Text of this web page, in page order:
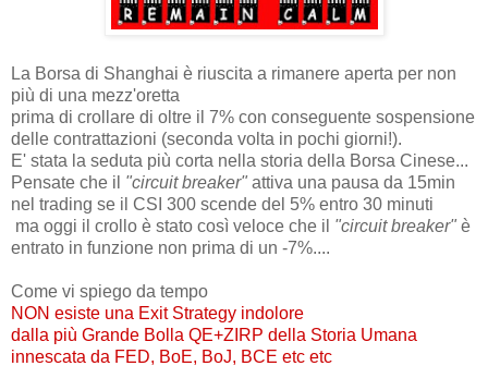
La Borsa di Shanghai è riuscita a rimanere aperta per non
più di una mezz'oretta
prima di crollare di oltre il 7% con conseguente sospensione
delle contrattazioni (seconda volta in pochi giorni!).
E' stata la seduta più corta nella storia della Borsa Cinese...
Pensate che il "circuit breaker" attiva una pausa da 15min
nel trading se il CSI 300 scende del 5% entro 30 minuti
ma oggi il crollo è stato così veloce che il "circuit breaker" è
entrato in funzione non prima di un -7%....
Come vi spiego da tempo
NON esiste una Exit Strategy indolore
dalla più Grande Bolla QE+ZIRP della Storia Umana
innescata da FED, BoE, BoJ, BCE etc etc